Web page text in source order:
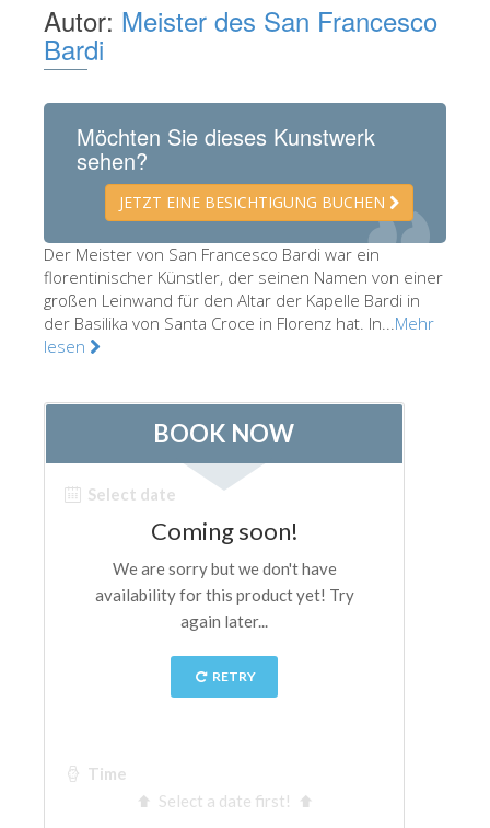
Andere Museen
Galleria Accademia
Palatina Galerie
Medici Kapelle
San Marco Museum
Archäologisches Museum
Opificio delle Pietre Dure
The Arnolfo\'s tower
Vasari Corridor
Palazzo Vecchio
Santa Maria Novella
Santa Croce
Jetzt buchen
Eine Geführte Tour buchen
Only Tickets Fast Track Entrance
中文
Autor: Meister des San Francesco
Bardi
Möchten Sie dieses Kunstwerk
sehen?
JETZT EINE BESICHTIGUNG BUCHEN
Der Meister von San Francesco Bardi war ein
florentinischer Künstler, der seinen Namen von einer
großen Leinwand für den Altar der Kapelle Bardi in
der Basilika von Santa Croce in Florenz hat. In...Mehr
lesen